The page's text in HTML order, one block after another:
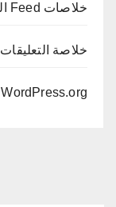
خلاصات Feed الإدخالات
خلاصة التعليقات
WordPress.org